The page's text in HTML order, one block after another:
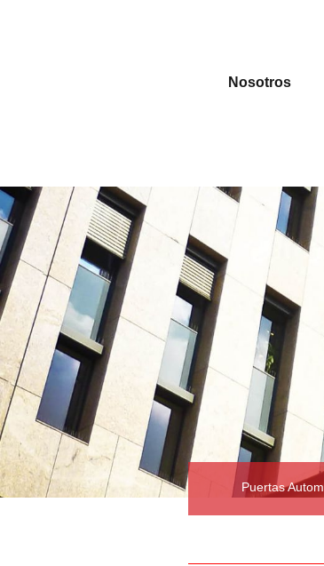
3H-KB02 SENSOR CON
Nosotros
Puertas